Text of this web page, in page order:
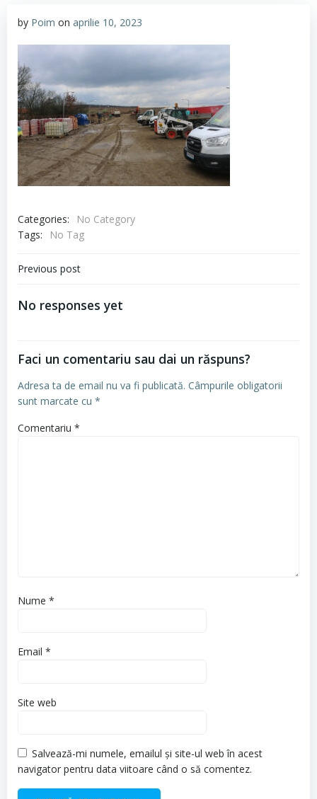
by Poim on aprilie 10, 2023
Categories:
No Category
Tags:
No Tag
Navigare
articole
Previous post
No responses yet
Faci un comentariu sau dai un răspuns?
Adresa ta de email nu va fi publicată. Câmpurile obligatorii
sunt marcate cu *
Comentariu *
Nume *
Email *
Site web
Salvează-mi numele, emailul și site-ul web în acest
navigator pentru data viitoare când o să comentez.